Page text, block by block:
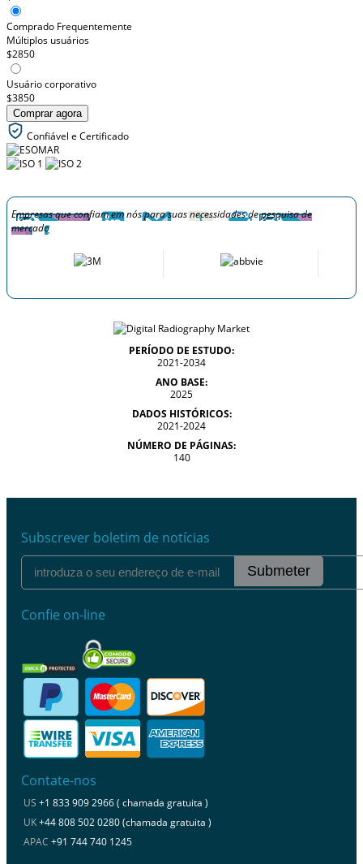
Comprado Frequentemente
Múltiplos usuários
$2850
Usuário corporativo
$3850
Comprar agora
Confiável e Certificado
Empresas que confiam em nós para suas necessidades de pesquisa de
mercado
PERÍODO DE ESTUDO:
2021-2034
ANO BASE:
2025
DADOS HISTÓRICOS:
2021-2024
NÚMERO DE PÁGINAS:
140
Subscrever boletim de notícias
Submeter
Confie on-line
Contate-nos
US +1 833 909 2966 ( chamada gratuita )
UK+44 808 502 0280 (chamada gratuita )
APAC +91 744 740 1245